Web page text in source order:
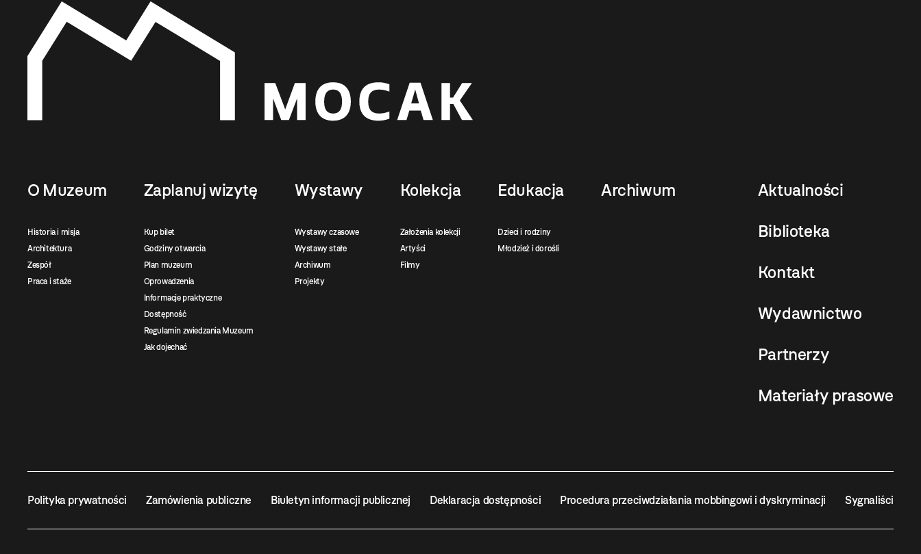
O Muzeum
Historia i misja
Architektura
Zespół
Praca i staże
Zaplanuj wizytę
Kup bilet
Godziny otwarcia
Plan muzeum
Oprowadzenia
Informacje praktyczne
Dostępność
Regulamin zwiedzania Muzeum
Jak dojechać
Wystawy
Wystawy czasowe
Wystawy stałe
Archiwum
Projekty
Kolekcja
Założenia kolekcji
Artyści
Filmy
Edukacja
Dzieci i rodziny
Młodzież i dorośli
Archiwum Aktualności
Biblioteka
Kontakt
Wydawnictwo
Partnerzy
Materiały prasowe
Polityka prywatności Zamówienia publiczne Biuletyn informacji publicznej Deklaracja dostępności Procedura przeciwdziałania mobbingowi i dyskryminacji Sygnaliści